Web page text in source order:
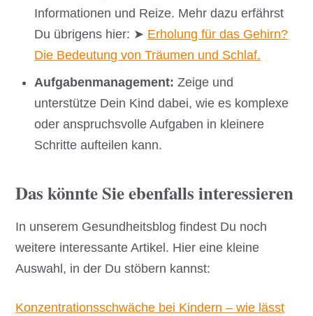
Informationen und Reize. Mehr dazu erfährst
Du übrigens hier: ➤ Erholung für das Gehirn?
Die Bedeutung von Träumen und Schlaf.
Aufgabenmanagement: Zeige und
unterstütze Dein Kind dabei, wie es komplexe
oder anspruchsvolle Aufgaben in kleinere
Schritte aufteilen kann.
Das könnte Sie ebenfalls interessieren
In unserem Gesundheitsblog findest Du noch
weitere interessante Artikel. Hier eine kleine
Auswahl, in der Du stöbern kannst:
Konzentrationsschwäche bei Kindern – wie lässt